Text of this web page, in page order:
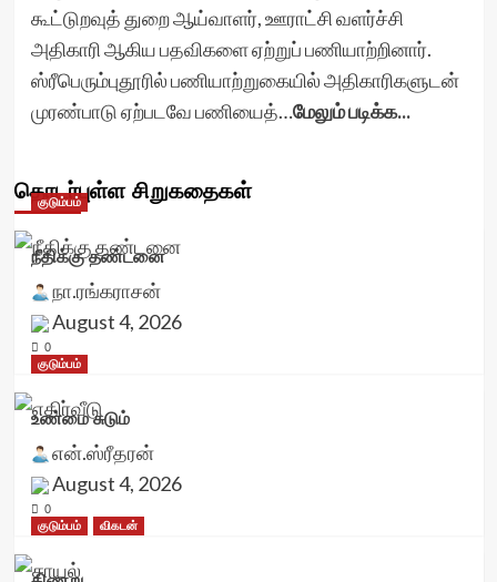
கூட்டுறவுத் துறை ஆய்வாளர், ஊராட்சி வளர்ச்சி
அதிகாரி ஆகிய பதவிகளை ஏற்றுப் பணியாற்றினார்.
ஸ்ரீபெரும்புதூரில் பணியாற்றுகையில் அதிகாரிகளுடன்
முரண்பாடு ஏற்படவே பணியைத்…மேலும் படிக்க...
தொடர்புள்ள சிறுகதைகள்
குடும்பம்
நீதிக்கு தண்டனை
நா.ரங்கராசன்
August 4, 2026
0
குடும்பம்
உண்மை சுடும்
என்.ஸ்ரீதரன்
August 4, 2026
0
குடும்பம்
விகடன்